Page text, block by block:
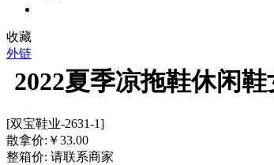
收藏
外链
2022夏季凉拖鞋休闲
[双宝鞋业-2631-1]
散拿价: ￥33.00
整箱价: 请联系商家